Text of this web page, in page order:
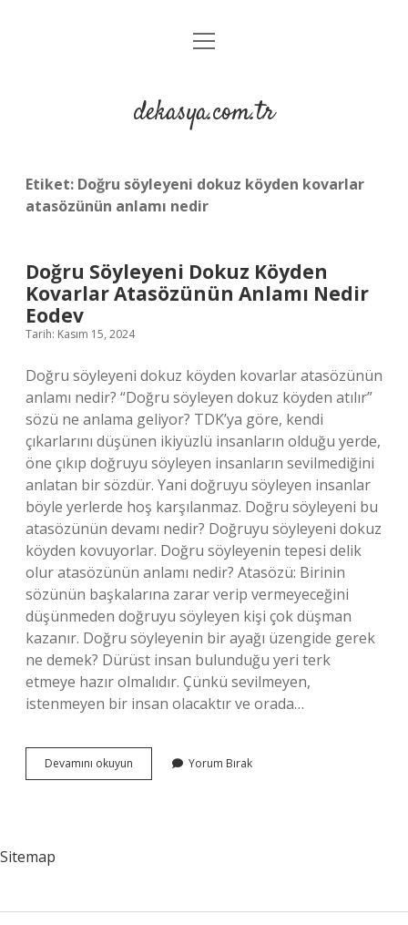
Anasayfa
Yasal Uyarı
menüyü
dekasya.com.tr
Etiket: Doğru söyleyeni dokuz köyden kovarlar
atasözünün anlamı nedir
Doğru Söyleyeni Dokuz Köyden
Kovarlar Atasözünün Anlamı Nedir
Eodev
Tarih: Kasım 15, 2024
Doğru söyleyeni dokuz köyden kovarlar atasözünün
anlamı nedir? “Doğru söyleyen dokuz köyden atılır”
sözü ne anlama geliyor? TDK’ya göre, kendi
çıkarlarını düşünen ikiyüzlü insanların olduğu yerde,
öne çıkıp doğruyu söyleyen insanların sevilmediğini
anlatan bir sözdür. Yani doğruyu söyleyen insanlar
böyle yerlerde hoş karşılanmaz. Doğru söyleyeni bu
atasözünün devamı nedir? Doğruyu söyleyeni dokuz
köyden kovuyorlar. Doğru söyleyenin tepesi delik
olur atasözünün anlamı nedir? Atasözü: Birinin
sözünün başkalarına zarar verip vermeyeceğini
düşünmeden doğruyu söyleyen kişi çok düşman
kazanır. Doğru söyleyenin bir ayağı üzengide gerek
ne demek? Dürüst insan bulunduğu yeri terk
etmeye hazır olmalıdır. Çünkü sevilmeyen,
istenmeyen bir insan olacaktır ve orada…
Devamını okuyun
Söyleyeni
Yorum Bırak
Sitemap